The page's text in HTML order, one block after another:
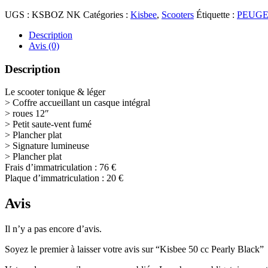
UGS : KSBOZ NK Catégories : Kisbee, Scooters Étiquette :
Description
Avis (0)
Description
Le scooter tonique & léger
> Coffre accueillant un casque intégral
> roues 12″
> Petit saute-vent fumé
> Plancher plat
> Signature lumineuse
> Plancher plat
Frais d’immatriculation : 76 €
Plaque d’immatriculation : 20 €
Avis
Il n’y a pas encore d’avis.
Soyez le premier à laisser votre avis sur “Kisbee 50 cc Pearly Black”